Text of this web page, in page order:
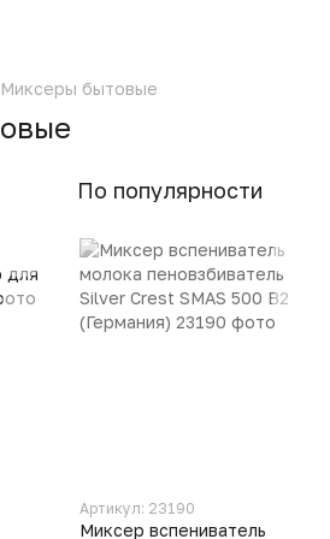
Миксеры бытовые
По популярности
Артикул: 23190
Миксер вспениватель